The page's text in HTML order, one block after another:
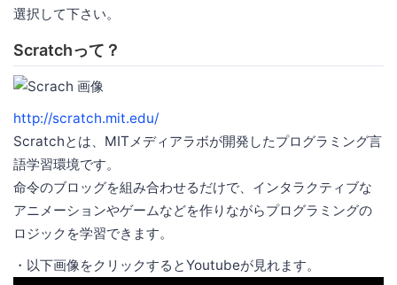
選択して下さい。
Scratchって？
http://scratch.mit.edu/
Scratchとは、MITメディアラボが開発したプログラミング言
語学習環境です。
命令のブロッグを組み合わせるだけで、インタラクティブな
アニメーションやゲームなどを作りながらプログラミングの
ロジックを学習できます。
・以下画像をクリックするとYoutubeが見れます。